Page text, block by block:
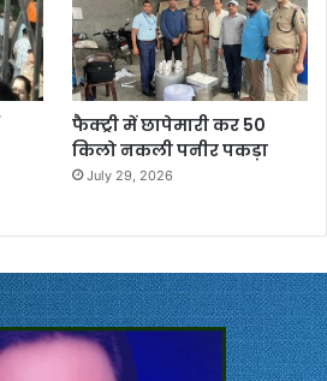
फैक्ट्री में छापेमारी कर 50
किलो नकली पनीर पकड़ा
July 29, 2026